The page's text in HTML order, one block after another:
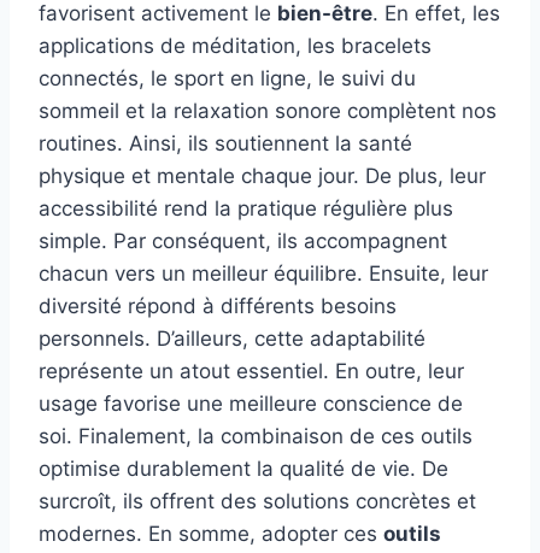
favorisent activement le bien-être. En effet, les
applications de méditation, les bracelets
connectés, le sport en ligne, le suivi du
sommeil et la relaxation sonore complètent nos
routines. Ainsi, ils soutiennent la santé
physique et mentale chaque jour. De plus, leur
accessibilité rend la pratique régulière plus
simple. Par conséquent, ils accompagnent
chacun vers un meilleur équilibre. Ensuite, leur
diversité répond à différents besoins
personnels. D’ailleurs, cette adaptabilité
représente un atout essentiel. En outre, leur
usage favorise une meilleure conscience de
soi. Finalement, la combinaison de ces outils
optimise durablement la qualité de vie. De
surcroît, ils offrent des solutions concrètes et
modernes. En somme, adopter ces outils